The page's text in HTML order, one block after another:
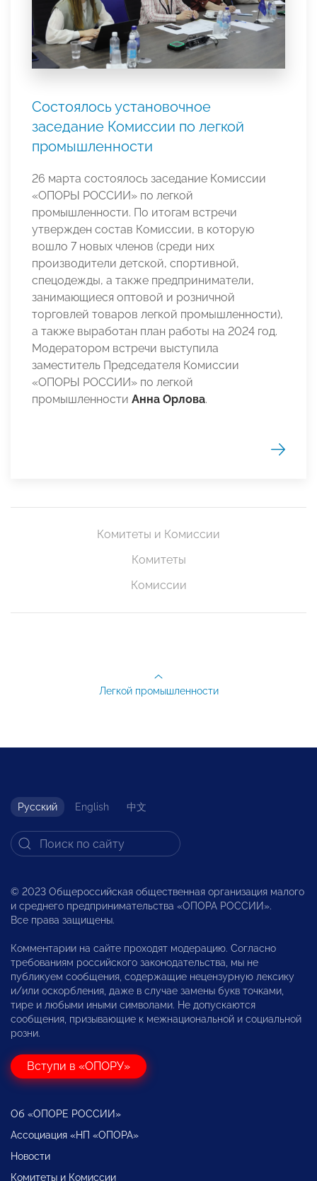
Состоялось установочное
заседание Комиссии по легкой
промышленности
26 марта состоялось заседание Комиссии
«ОПОРЫ РОССИИ» по легкой
промышленности. По итогам встречи
утвержден состав Комиссии, в которую
вошло 7 новых членов (среди них
производители детской, спортивной,
спецодежды, а также предприниматели,
занимающиеся оптовой и розничной
торговлей товаров легкой промышленности),
а также выработан план работы на 2024 год.
Модератором встречи выступила
заместитель Председателя Комиссии
«ОПОРЫ РОССИИ» по легкой
промышленности Анна Орлова.
Комитеты и Комиссии
Комитеты
Комиссии
Легкой промышленности
Русский English 中文
© 2023 Общероссийская общественная организация малого
и среднего предпринимательства «ОПОРА РОССИИ».
Все права защищены.
Комментарии на сайте проходят модерацию. Согласно
требованиям российского законодательства, мы не
публикуем сообщения, содержащие нецензурную лексику
и/или оскорбления, даже в случае замены букв точками,
тире и любыми иными символами. Не допускаются
сообщения, призывающие к межнациональной и социальной
розни.
Вступи в «ОПОРУ»
Об «ОПОРЕ РОССИИ»
Ассоциация «НП «ОПОРА»
Новости
Комитеты и Комиссии